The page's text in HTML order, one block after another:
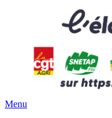
Menu